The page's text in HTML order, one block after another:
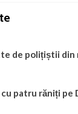
de polițiștii din
patru răniți pe